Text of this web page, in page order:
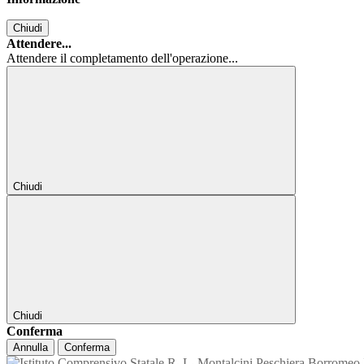
Chiudi
Attendere...
Attendere il completamento dell'operazione...
Chiudi
Chiudi
Conferma
Annulla Conferma